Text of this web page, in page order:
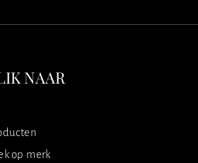
NAAR
op merk